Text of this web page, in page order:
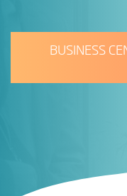
BUSINESS